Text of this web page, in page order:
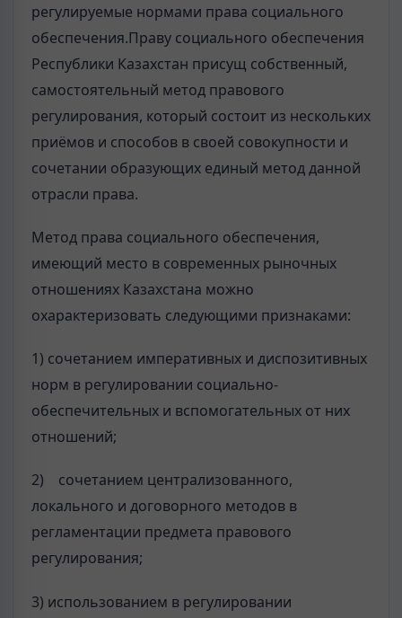
регулируемые нормами права социального
обеспечения.Праву социального обеспечения
Республики Казахстан присущ собственный,
самостоятельный метод правового
регулирования, который состоит из нескольких
приёмов и способов в своей совокупности и
сочетании образующих единый метод данной
отрасли права.
Метод права социального обеспечения,
имеющий место в современных рыночных
отношениях Казахстана можно
охарактеризовать следующими признаками:
1) сочетанием императивных и диспозитивных
норм в регулировании социально-
обеспечительных и вспомогательных от них
отношений;
2) сочетанием централизованного,
локального и договорного методов в
регламентации предмета правового
регулирования;
3) использованием в регулировании